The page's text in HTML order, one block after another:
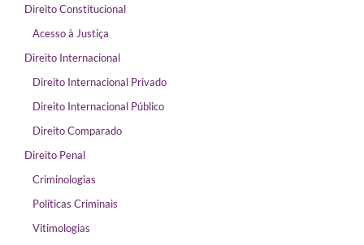
Direito Constitucional
Acesso à Justiça
Direito Internacional
Direito Internacional Privado
Direito Internacional Público
Direito Comparado
Direito Penal
Criminologias
Políticas Criminais
Vitimologias